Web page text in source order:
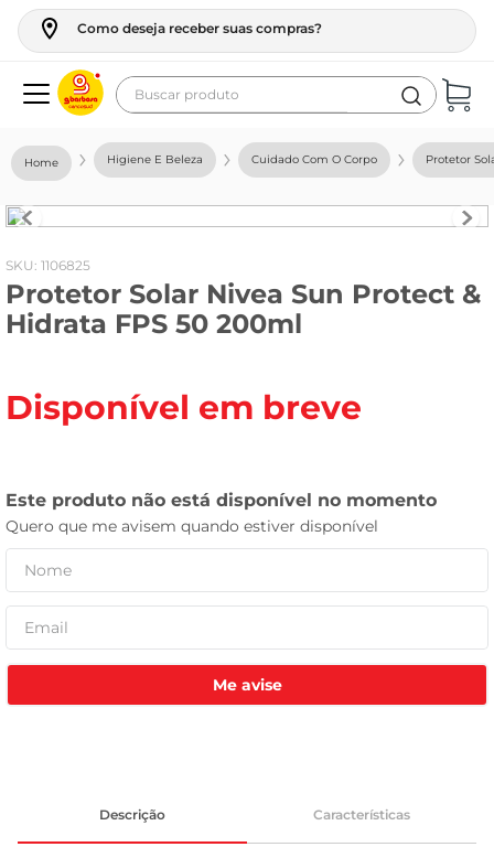
Como deseja receber suas compras?
Buscar produto
Higiene E Beleza Cuidado Com O Corpo Protetor
: 1106825
Protetor Solar Nivea Sun Protect &
Hidrata FPS 50 200ml
Disponível em breve
Me avise
Descrição Características
geladeira
fogao
café
cerveja
leite
tv